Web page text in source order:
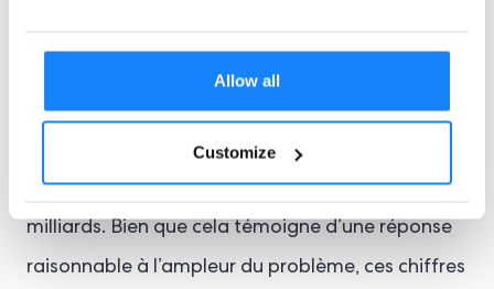
Allow all
Customize
principaux contributeurs aux activités de
blanchiment en raison de leur anonymat. Les
volumes nets de blanchiment en 2022 étaient de
$31,5 milliards, et en 2023 ils étaient de $22,2
milliards. Bien que cela témoigne d’une réponse
raisonnable à l’ampleur du problème, ces chiffres